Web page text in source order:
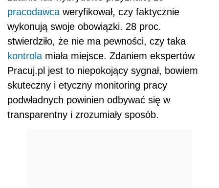
pracodawca weryfikował, czy faktycznie
wykonują swoje obowiązki. 28 proc.
stwierdziło, że nie ma pewności, czy taka
kontrola miała miejsce. Zdaniem ekspertów
Pracuj.pl jest to niepokojący sygnał, bowiem
skuteczny i etyczny monitoring pracy
podwładnych powinien odbywać się w
transparentny i zrozumiały sposób.